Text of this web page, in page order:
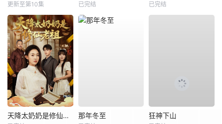
更新至第10集 已完结 已完结
天降太奶奶是修仙老祖 那年冬至 狂神下山